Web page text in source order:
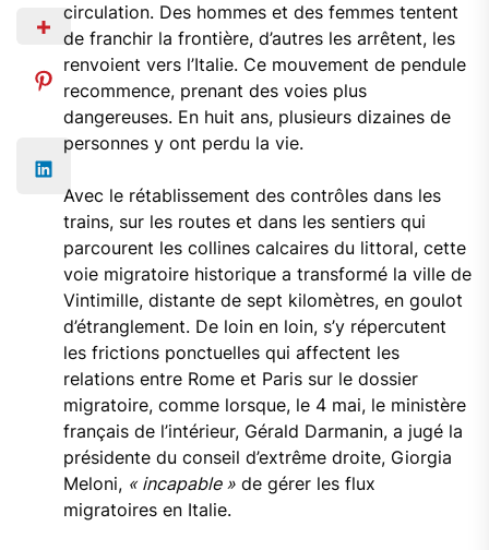
circulation. Des hommes et des femmes tentent
de franchir la frontière, d’autres les arrêtent, les
renvoient vers l’Italie. Ce mouvement de pendule
recommence, prenant des voies plus
dangereuses. En huit ans, plusieurs dizaines de
personnes y ont perdu la vie.
Avec le rétablissement des contrôles dans les
trains, sur les routes et dans les sentiers qui
parcourent les collines calcaires du littoral, cette
voie migratoire historique a transformé la ville de
Vintimille, distante de sept kilomètres, en goulot
d’étranglement. De loin en loin, s’y répercutent
les frictions ponctuelles qui affectent les
relations entre Rome et Paris sur le dossier
migratoire, comme lorsque, le 4 mai, le ministère
français de l’intérieur, Gérald Darmanin, a jugé la
présidente du conseil d’extrême droite, Giorgia
Meloni, « incapable »de gérer les flux
migratoires en Italie.